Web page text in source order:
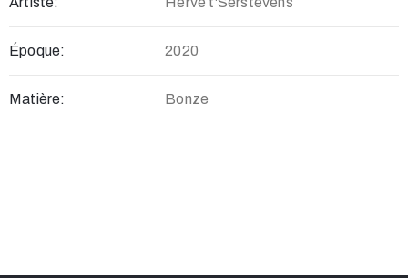
Époque: 2020
Matière: Bonze